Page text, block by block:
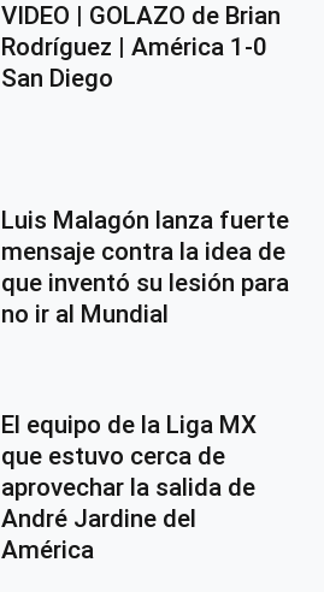
VIDEO | GOLAZO de Brian
Rodríguez | América 1-0
San Diego
Luis Malagón lanza fuerte
mensaje contra la idea de
que inventó su lesión para
no ir al Mundial
El equipo de la Liga MX
que estuvo cerca de
aprovechar la salida de
André Jardine del
América